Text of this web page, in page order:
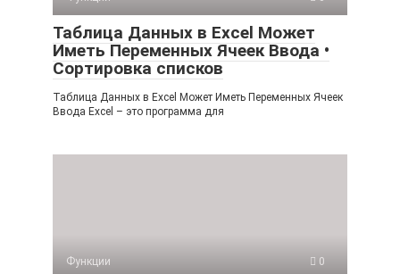
Таблица Данных в Excel Может
Иметь Переменных Ячеек Ввода •
Сортировка списков
Таблица Данных в Excel Может Иметь Переменных Ячеек
Ввода Excel – это программа для
Функции 0